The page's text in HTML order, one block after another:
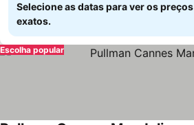
Selecione as datas para ver os preços
exatos.
Escolha popular